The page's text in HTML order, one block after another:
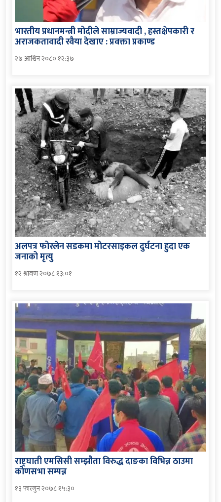
भारतीय प्रधानमन्त्री मोदीले साम्राज्यवादी , हस्तक्षेपकारी र
अराजकतावादी रवैया देखाए : प्रवक्ता प्रकाण्ड
२७ आश्विन २०८० १२:३७
अलपत्र फोरलेन सडकमा मोटरसाइकल दुर्घटना हुदा एक
जनाको मृत्यु
१२ श्रावण २०७८ १३:०१
राष्ट्रघाती एमसिसी सम्झौता विरुद्ध दाङका विभिन्न ठाउमा
कोणसभा सम्पन्न
१३ फाल्गुन २०७८ १५:३०